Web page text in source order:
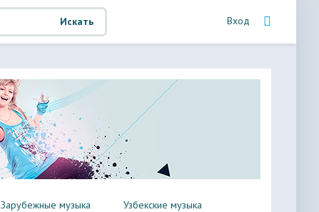
Искать Вход
Зарубежные музыка
Узбекские музыка